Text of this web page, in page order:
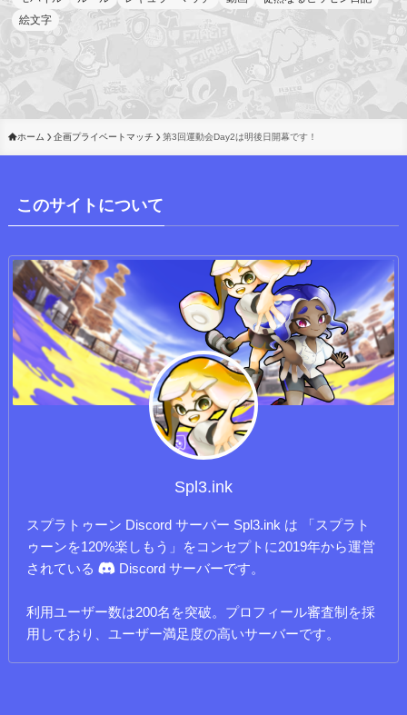
絵文字
ホーム 企画プライベートマッチ 第3回運動会Day2は明後日開幕です！
このサイトについて
Spl3.ink
スプラトゥーン Discord サーバー Spl3.ink は 「スプラト
ゥーンを120%楽しもう」をコンセプトに2019年から運営
されている
Discord サーバーです。
利用ユーザー数は200名を突破。プロフィール審査制を採
用しており、ユーザー満足度の高いサーバーです。